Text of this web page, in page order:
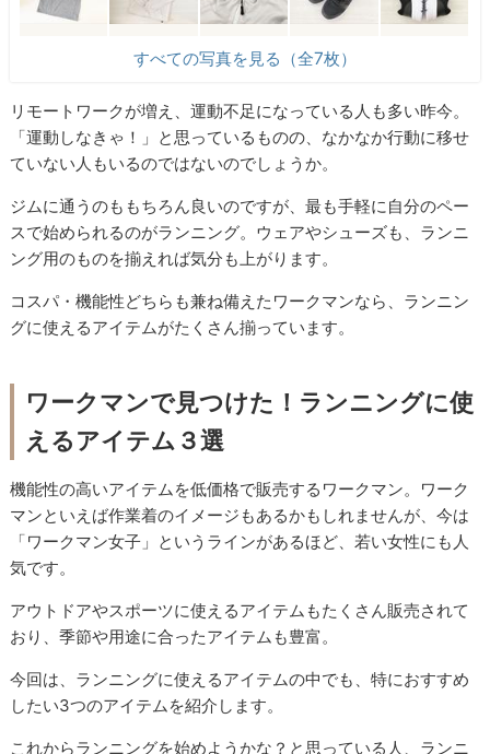
すべての写真を見る（全7枚）
リモートワークが増え、運動不足になっている人も多い昨今。
「運動しなきゃ！」と思っているものの、なかなか行動に移せ
ていない人もいるのではないのでしょうか。
ジムに通うのももちろん良いのですが、最も手軽に自分のペー
スで始められるのがランニング。ウェアやシューズも、ランニ
ング用のものを揃えれば気分も上がります。
コスパ・機能性どちらも兼ね備えたワークマンなら、ランニン
グに使えるアイテムがたくさん揃っています。
ワークマンで見つけた！ランニングに使
えるアイテム３選
機能性の高いアイテムを低価格で販売するワークマン。ワーク
マンといえば作業着のイメージもあるかもしれませんが、今は
「ワークマン女子」というラインがあるほど、若い女性にも人
気です。
アウトドアやスポーツに使えるアイテムもたくさん販売されて
おり、季節や用途に合ったアイテムも豊富。
今回は、ランニングに使えるアイテムの中でも、特におすすめ
したい3つのアイテムを紹介します。
これからランニングを始めようかな？と思っている人、ランニ